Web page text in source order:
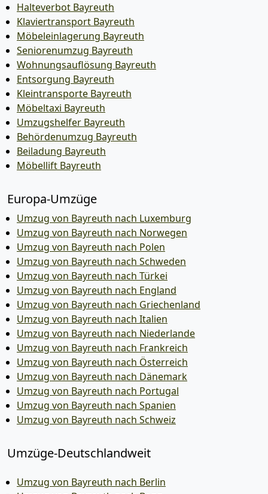
Halteverbot Bayreuth
Klaviertransport Bayreuth
Möbeleinlagerung Bayreuth
Seniorenumzug Bayreuth
Wohnungsauflösung Bayreuth
Entsorgung Bayreuth
Kleintransporte Bayreuth
Möbeltaxi Bayreuth
Umzugshelfer Bayreuth
Behördenumzug Bayreuth
Beiladung Bayreuth
Möbellift Bayreuth
Europa-Umzüge
Umzug von Bayreuth nach Luxemburg
Umzug von Bayreuth nach Norwegen
Umzug von Bayreuth nach Polen
Umzug von Bayreuth nach Schweden
Umzug von Bayreuth nach Türkei
Umzug von Bayreuth nach England
Umzug von Bayreuth nach Griechenland
Umzug von Bayreuth nach Italien
Umzug von Bayreuth nach Niederlande
Umzug von Bayreuth nach Frankreich
Umzug von Bayreuth nach Österreich
Umzug von Bayreuth nach Dänemark
Umzug von Bayreuth nach Portugal
Umzug von Bayreuth nach Spanien
Umzug von Bayreuth nach Schweiz
Umzüge-Deutschlandweit
Umzug von Bayreuth nach Berlin